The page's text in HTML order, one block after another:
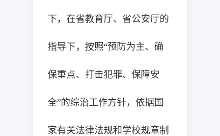
下，在省教育厅、省公安厅的
指导下，按照“预防为主、确
保重点、打击犯罪、保障安
全”的综治工作方针，依据国
家有关法律法规和学校规章制